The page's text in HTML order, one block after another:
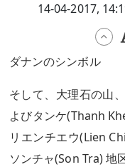
14-04-2017,
ダナンのシンボル
そして、大理石の山
よびタンケ(Thanh
リエンチエウ(Lien
ソンチャ(Son Tra) 地